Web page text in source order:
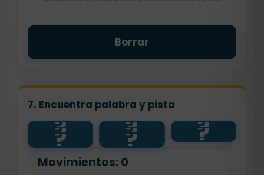
Borrar
7. Encuentra palabra y pista
?
contento ?
alto ?
bajo
?
panadero ?
flor ?
feliz
?
pan ?
floristería
Movimientos: 0